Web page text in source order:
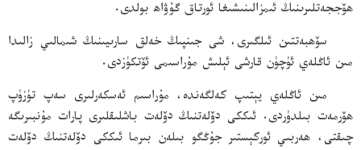
ھۆججەتلىرىنىڭ ئىمزالىنىشىغا ئورتاق گۇۋاھ بولدى.
سۆھبەتتىن ئىلگىرى، شى جىنپىڭ خەلق سارىيىنىڭ شىمالىي زالىدا
مىن ئاڭلەي ئۈچۈن قارشى ئېلىش مۇراسىمى ئۆتكۈزدى.
مىن ئاڭلەي يېتىپ كەلگەندە، مۇراسىم ئەسكەرلىرى سەپ تۈزۈپ
ھۆرمەت بىلدۈردى. ئىككى دۆلەتنىڭ دۆلەت باشلىقلىرى پارات مۇنبىرىگە
چىقتى، ھەربىي ئوركېستىر جۇڭگو بىلەن بىرما ئىككى دۆلەتنىڭ دۆلەت